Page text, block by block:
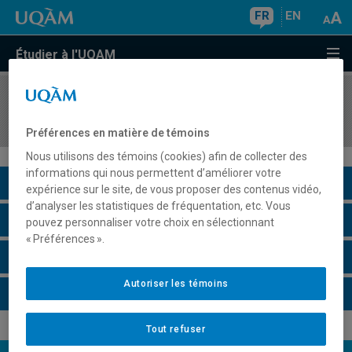
FR EN
Étudier à l'UQAM
COURS//
Description du cours
Horaire - Été 2026
Préférences en matière de témoins
Nous utilisons des témoins (cookies) afin de collecter des
informations qui nous permettent d’améliorer votre
expérience sur le site, de vous proposer des contenus vidéo,
d’analyser les statistiques de fréquentation, etc. Vous
pouvez personnaliser votre choix en sélectionnant
« Préférences ».
Tout refuser
Autoriser les témoins